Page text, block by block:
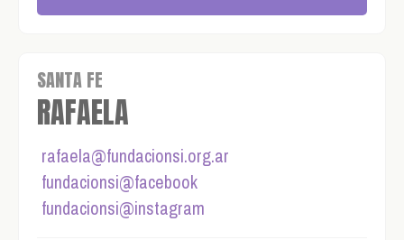
SANTA FE
RAFAELA
rafaela@fundacionsi.org.ar
fundacionsi@facebook
fundacionsi@instagram